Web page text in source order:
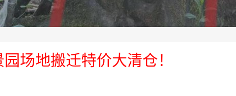
场地搬迁特价大清仓！